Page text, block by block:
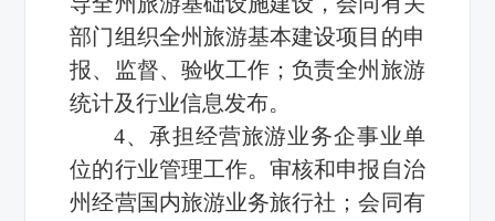
部门组织全州旅游基本建设项目的申
报、监督、验收工作；负责全州旅游
统计及行业信息发布。
4、承担经营旅游业务企事业单
位的行业管理工作。审核和申报自治
州经营国内旅游业务旅行社；会同有